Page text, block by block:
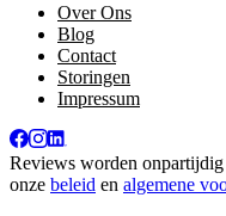
Over Ons
Blog
Contact
Storingen
Impressum
Reviews worden
onze beleid en algemene